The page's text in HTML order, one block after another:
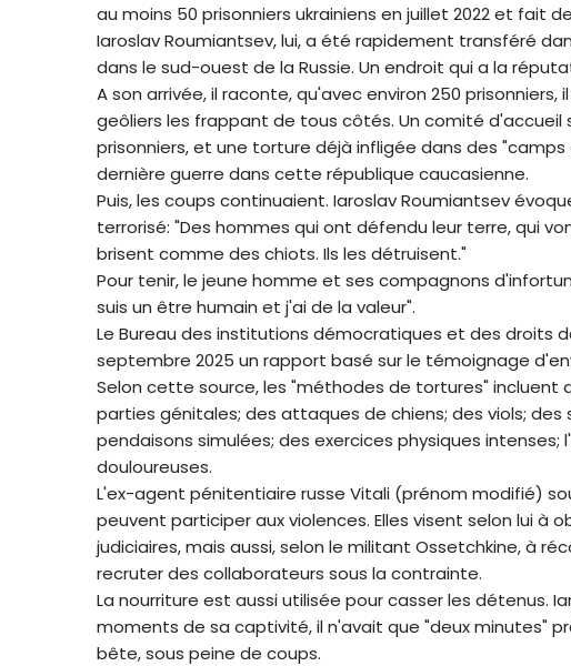
au moins 50 prisonniers ukrainiens en juillet 2022 et fait
Iaroslav Roumiantsev, lui, a été rapidement transféré
dans le sud-ouest de la Russie. Un endroit qui a la
A son arrivée, il raconte, qu'avec environ 250
geôliers les frappant de tous côtés. Un comité
prisonniers, et une torture déjà infligée dans des
dernière guerre dans cette république caucasienne.
Puis, les coups continuaient. Iaroslav Roumiantsev
terrorisé: "Des hommes qui ont défendu leur terre, qui
brisent comme des chiots. Ils les détruisent."
Pour tenir, le jeune homme et ses compagnons
suis un être humain et j'ai de la valeur".
Le Bureau des institutions démocratiques et des droits
septembre 2025 un rapport basé sur le témoignage
Selon cette source, les "méthodes de tortures" incluent
parties génitales; des attaques de chiens; des viols;
pendaisons simulées; des exercices physiques
douloureuses.
L'ex-agent pénitentiaire russe Vitali (prénom modifié)
peuvent participer aux violences. Elles visent selon lui à
judiciaires, mais aussi, selon le militant Ossetchkine, à
recruter des collaborateurs sous la contrainte.
La nourriture est aussi utilisée pour casser les détenus.
moments de sa captivité, il n'avait que "deux minutes"
bête, sous peine de coups.